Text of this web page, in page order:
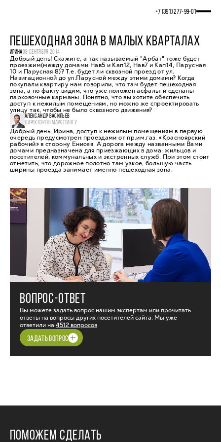
+7 (391) 277‒99‒01
ПЕШЕХОДНАЯ ЗОНА В МАЛЫХ КВАРТАЛАХ
ИРИНА08 СЕНТЯБРЯ 2014
Добрый день! Скажите, а так называемый "Арбат" тоже будет
проезжим(между домами Нав5 и Кап12, Нав7 и Кап14, Парусная
10 и Парусная 8)? Т.е. будет ли сквозной проезд от ул.
Навигационной до ул.Парусной между этими домами? Когда
покупали квартиру нам говорили, что там будет пешеходная
зона, а по факту видим, что уже положен асфальт и сделаны
парковочные карманы. Понятно, что вы хотите обеспечить
доступ к нежилым помещениям, но можно же спроектировать
улицу так, чтобы не было сквозного движения?
АЛЕКСАНДР ВАСИЛЬЕВ
ДИРЕКТОР ПО МАРКЕТИНГУ
Добрый день, Ирина, доступ к нежилым помещениям в первую
очередь предусмотрен проездами от пр.им.газ. «Красноярский
рабочий» в сторону Енисея. А дорога между названными Вами
домами предназначена для приезжающих в дома: жильцов и
посетителей, коммунальных и экстренных служб. При этом стоит
отметить, что дорожное полотно там узкое, большую часть
ширины проезда занимает именно пешеходная зона.
ВОПРОС-ОТВЕТ
Вы можете задать вопрос нашим экспертам или прочитать
ответы на вопросы других посетителей сайта. Мы уже
ответили на 4512 вопросов
ЗАДАТЬ ВОПРОС
ПОМОЖЕМ СДЕЛАТЬ